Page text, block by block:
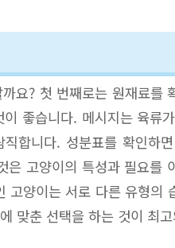
요? 첫 번째로는 원재료를
좋습니다. 메시지는 육류
합니다. 성분표를 확인하
고양이의 특성과 필요를
양이는 서로 다른 유형의
맞춘 선택을 하는 것이 최